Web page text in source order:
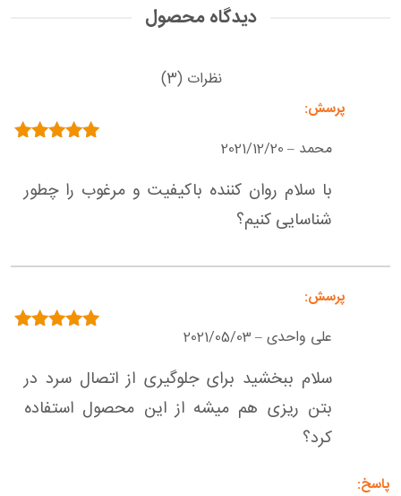
دیدگاه محصول
نظرات (3)
محمد –
2021/12/20
با سلام روان کننده باکیفیت و مرغوب را چطور
شناسایی کنیم؟
علی واحدی –
2021/05/03
سلام ببخشید برای جلوگیری از اتصال سرد در
بتن ریزی هم میشه از این محصول استفاده
کرد؟